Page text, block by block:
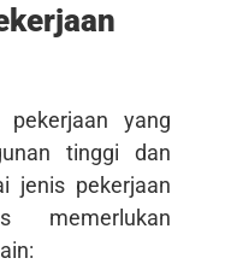
pekerjaan yang
tinggi dan
jenis pekerjaan
memerlukan